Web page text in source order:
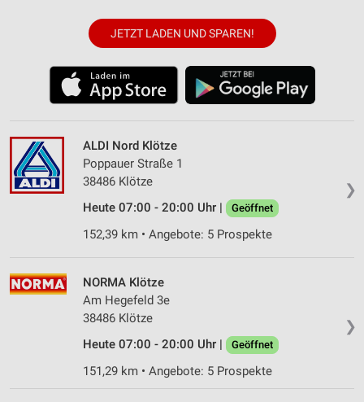
JETZT LADEN UND SPAREN!
❯
ALDI Nord Klötze
Poppauer Straße 1
38486 Klötze
Heute 07:00 - 20:00 Uhr |
Geöffnet
152,39 km • Angebote: 5 Prospekte
❯
NORMA Klötze
Am Hegefeld 3e
38486 Klötze
Heute 07:00 - 20:00 Uhr |
Geöffnet
151,29 km • Angebote: 5 Prospekte